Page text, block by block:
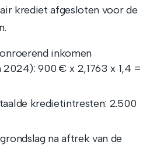
krediet afgesloten voor de
inkomen
900 € x 2,1763 x 1,4 =
kredietintresten: 2.500
na aftrek van de